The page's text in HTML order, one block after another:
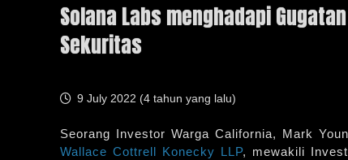
Solana Labs menghadapi
Sekuritas
9 July 2022 (4 tahun yang lalu)
Seorang Investor Warga California, Mark
Wallace Cottrell Konecky LLP, mewakili